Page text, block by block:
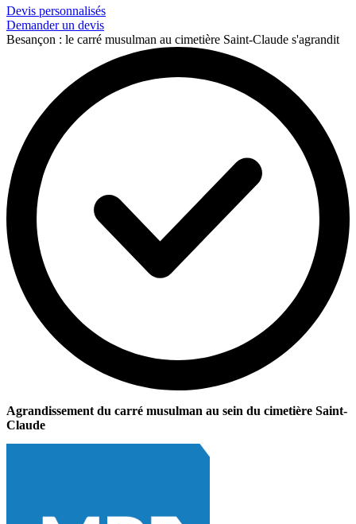
Devis personnalisés
Demander un devis
Besançon : le carré musulman au cimetière Saint-Claude s'agrandit
Agrandissement du carré musulman au sein du cimetière Saint-
Claude